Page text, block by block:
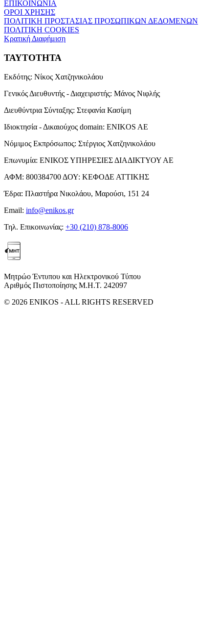
ΕΠΙΚΟΙΝΩΝΙΑ
ΟΡΟΙ ΧΡΗΣΗΣ
ΠΟΛΙΤΙΚΗ ΠΡΟΣΤΑΣΙΑΣ ΠΡΟΣΩΠΙΚΩΝ ΔΕΔΟΜΕΝΩΝ
ΠΟΛΙΤΙΚΗ COOKIES
Κρατική Διαφήμιση
ΤΑΥΤΟΤΗΤΑ
Εκδότης: Νίκος Χατζηνικολάου
Γενικός Διευθυντής - Διαχειριστής: Μάνος Νιφλής
Διευθύντρια Σύνταξης: Στεφανία Κασίμη
Ιδιοκτησία - Δικαιούχος domain: ENIKOS AE
Νόμιμος Εκπρόσωπος: Στέργιος Χατζηνικολάου
Επωνυμία: ΕΝΙΚΟΣ ΥΠΗΡΕΣΙΕΣ ΔΙΑΔΙΚΤΥΟΥ ΑΕ
ΑΦΜ: 800384700 ΔΟΥ: ΚΕΦΟΔΕ ΑΤΤΙΚΗΣ
Έδρα: Πλαστήρα Νικολάου, Μαρούσι, 151 24
Email: info@enikos.gr
Τηλ. Επικοινωνίας: +30 (210) 878-8006
Μητρώο Έντυπου και Ηλεκτρονικού Τύπου
Αριθμός Πιστοποίησης Μ.Η.Τ. 242097
© 2026 ENIKOS - ALL RIGHTS RESERVED